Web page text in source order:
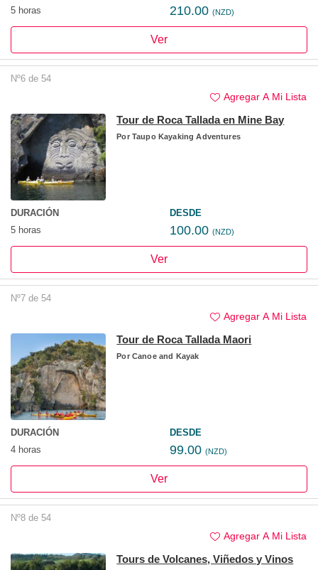
5 horas
210.00 (NZD)
Ver
Nº6 de 54
Agregar A Mi Lista
Tour de Roca Tallada en Mine Bay
PorTaupo Kayaking Adventures
DURACIÓN
5 horas
DESDE
100.00 (NZD)
Ver
Nº7 de 54
Agregar A Mi Lista
Tour de Roca Tallada Maori
PorCanoe and Kayak
DURACIÓN
4 horas
DESDE
99.00 (NZD)
Ver
Nº8 de 54
Agregar A Mi Lista
Tours de Volcanes, Viñedos y Vinos